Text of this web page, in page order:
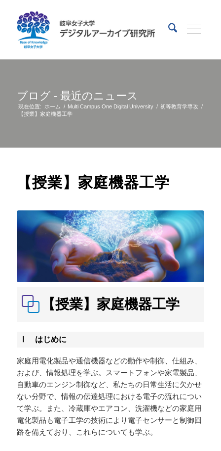
ブログ - 最近のニュース
現在位置: ホーム / Multi Campus One Digital University / 初等教育学専攻 /
【授業】家庭機器工学
【授業】家庭機器工学
【授業】家庭機器工学
Ⅰ はじめに
家庭用電化製品や通信機器などの動作や制御、仕組み、
および、情報処理を学ぶ。スマートフォンや家電製品、
自動車のエンジン制御など、私たちの日常生活に欠かせ
ない分野で、情報の伝達処理における電子の流れについ
て学ぶ。また、冷蔵庫やエアコン、洗濯機などの家庭用
電化製品も電子工学の技術により電子センサーと制御回
路を備えており、これらについても学ぶ。